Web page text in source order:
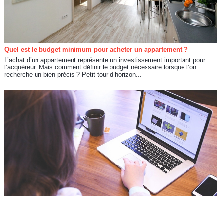
Quel est le budget minimum pour acheter un appartement ?
L’achat d’un appartement représente un investissement important pour
l’acquéreur. Mais comment définir le budget nécessaire lorsque l’on
recherche un bien précis ? Petit tour d’horizon...